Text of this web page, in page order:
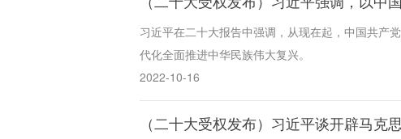
习近平在二十大报告中强调，从现在起，中国共产
代化全面推进中华民族伟大复兴。
2022-10-16
（二十大受权发布）习近平谈开辟马克